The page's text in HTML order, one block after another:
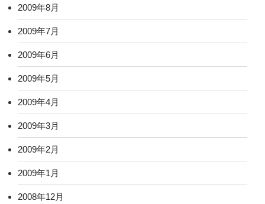
2009年8月
2009年7月
2009年6月
2009年5月
2009年4月
2009年3月
2009年2月
2009年1月
2008年12月